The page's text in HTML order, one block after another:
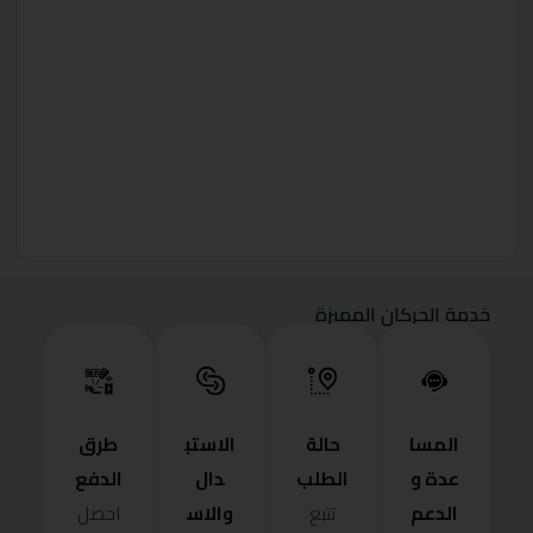
خدمة الحركان المميزة
المسا
عدة و
الدعم
حالة
الطلب
تتبع
الاستب
دال
والاس
طرق
الدفع
احصل